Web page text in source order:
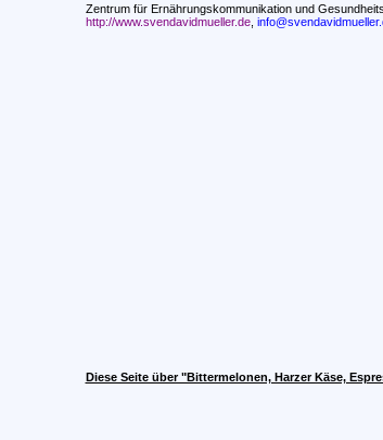
Zentrum für Ernährungskommunikation und
http://www.svendavidmueller.de,
Diese Seite über "Bittermelonen, Harzer Käse,